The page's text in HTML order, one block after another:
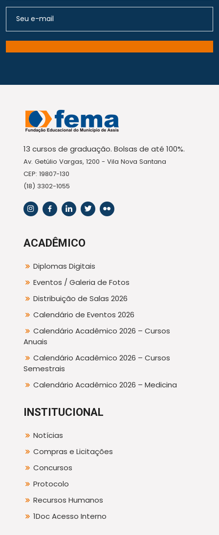
13 cursos de graduação. Bolsas de até 100%.
Av. Getúlio Vargas, 1200 - Vila Nova Santana
CEP: 19807-130
(18) 3302-1055
ACADÊMICO
Diplomas Digitais
Eventos / Galeria de Fotos
Distribuição de Salas 2026
Calendário de Eventos 2026
Calendário Acadêmico 2026 – Cursos
Anuais
Calendário Acadêmico 2026 – Cursos
Semestrais
Calendário Acadêmico 2026 – Medicina
INSTITUCIONAL
Notícias
Compras e Licitações
Concursos
Protocolo
Recursos Humanos
1Doc Acesso Interno